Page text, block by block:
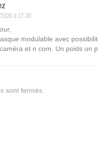
à 17:38
modulable avec
et n com. Un poids un
sont fermés.